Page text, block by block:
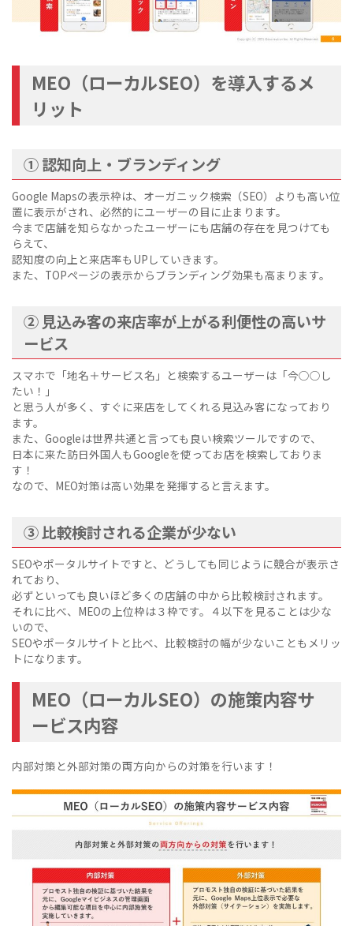
MEO（ローカルSEO）を導入するメ
リット
① 認知向上・ブランディング
Google Mapsの表示枠は、オーガニック検索（SEO）よりも高い位
置に表示がされ、必然的にユーザーの目に止まります。
今まで店舗を知らなかったユーザーにも店舗の存在を見つけても
らえて、
認知度の向上と来店率もUPしていきます。
また、TOPページの表示からブランディング効果も高まります。
② 見込み客の来店率が上がる利便性の高いサ
ービス
スマホで「地名＋サービス名」と検索するユーザーは「今○○し
たい！」
と思う人が多く、すぐに来店をしてくれる見込み客になっており
ます。
また、Googleは世界共通と言っても良い検索ツールですので、
日本に来た訪日外国人もGoogleを使ってお店を検索しておりま
す！
なので、MEO対策は高い効果を発揮すると言えます。
③ 比較検討される企業が少ない
SEOやポータルサイトですと、どうしても同じように競合が表示さ
れており、
必ずといっても良いほど多くの店舗の中から比較検討されます。
それに比べ、MEOの上位枠は３枠です。４以下を見ることは少な
いので、
SEOやポータルサイトと比べ、比較検討の幅が少ないこともメリッ
トになります。
MEO（ローカルSEO）の施策内容サ
ービス内容
内部対策と外部対策の両方向からの対策を行います！